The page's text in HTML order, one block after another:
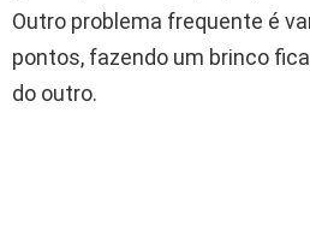
Outro problema frequente é
pontos, fazendo um brinco
do outro.